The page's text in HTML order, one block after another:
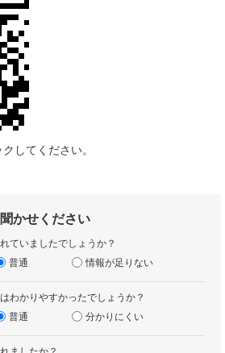
してください。
かせください
ていましたでしょうか？
普通 情報が足りない
わかりやすかったでしょうか？
普通 分かりにくい